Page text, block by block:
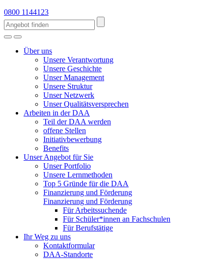
0800 1144123
Über uns
Unsere Verantwortung
Unsere Geschichte
Unser Management
Unsere Struktur
Unser Netzwerk
Unser Qualitätsversprechen
Arbeiten in der DAA
Teil der DAA werden
offene Stellen
Initiativbewerbung
Benefits
Unser Angebot für Sie
Unser Portfolio
Unsere Lernmethoden
Top 5 Gründe für die DAA
Finanzierung und Förderung
Finanzierung und Förderung
Für Arbeitssuchende
Für Schüler*innen an Fachschulen
Für Berufstätige
Ihr Weg zu uns
Kontaktformular
DAA-Standorte